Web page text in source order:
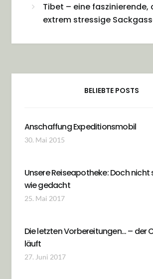
Tibet – eine faszinierende,
extrem stressige
BELIEBTE POSTS
Anschaffung Expeditionsmobil
30. Mai 2015
Unsere Reiseapotheke: Doch nicht
wie gedacht
25. Mai 2017
Die letzten Vorbereitungen… – der
läuft
27. Juni 2017